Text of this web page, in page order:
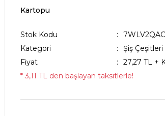
Kartopu
Stok Kodu
Kategori
Şiş Çeşitleri
Fiyat
27,27 TL +
* 3,11 TL den başlayan taksitlerle!